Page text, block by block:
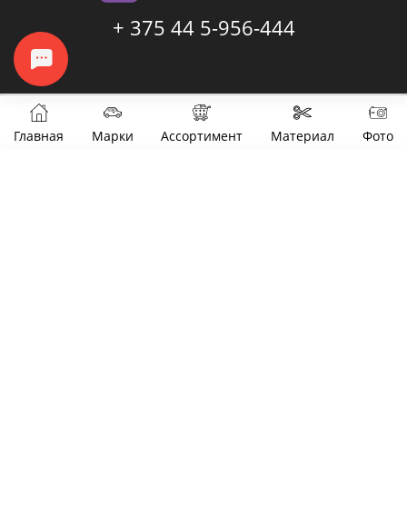
Главная Марки Ассортимент Материал Фото
+ 375 44 5-956-444